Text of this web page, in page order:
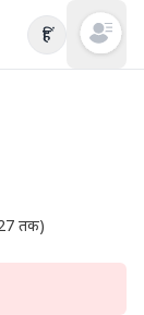
हिं Open
तक)